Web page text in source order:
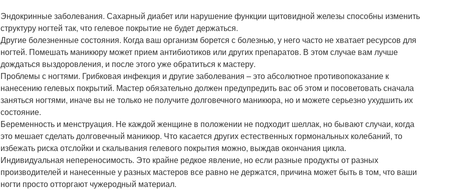
Эндокринные заболевания. Сахарный диабет или нарушение функции щитовидной железы способны изменить
структуру ногтей так, что гелевое покрытие не будет держаться.
Другие болезненные состояния. Когда ваш организм борется с болезнью, у него часто не хватает ресурсов для
ногтей. Помешать маникюру может прием антибиотиков или других препаратов. В этом случае вам лучше
дождаться выздоровления, и после этого уже обратиться к мастеру.
Проблемы с ногтями. Грибковая инфекция и другие заболевания – это абсолютное противопоказание к
нанесению гелевых покрытий. Мастер обязательно должен предупредить вас об этом и посоветовать сначала
заняться ногтями, иначе вы не только не получите долговечного маникюра, но и можете серьезно ухудшить их
состояние.
Беременность и менструация. Не каждой женщине в положении не подходит шеллак, но бывают случаи, когда
это мешает сделать долговечный маникюр. Что касается других естественных гормональных колебаний, то
избежать риска отслойки и скалывания гелевого покрытия можно, выждав окончания цикла.
Индивидуальная непереносимость. Это крайне редкое явление, но если разные продукты от разных
производителей и нанесенные у разных мастеров все равно не держатся, причина может быть в том, что ваши
ногти просто отторгают чужеродный материал.